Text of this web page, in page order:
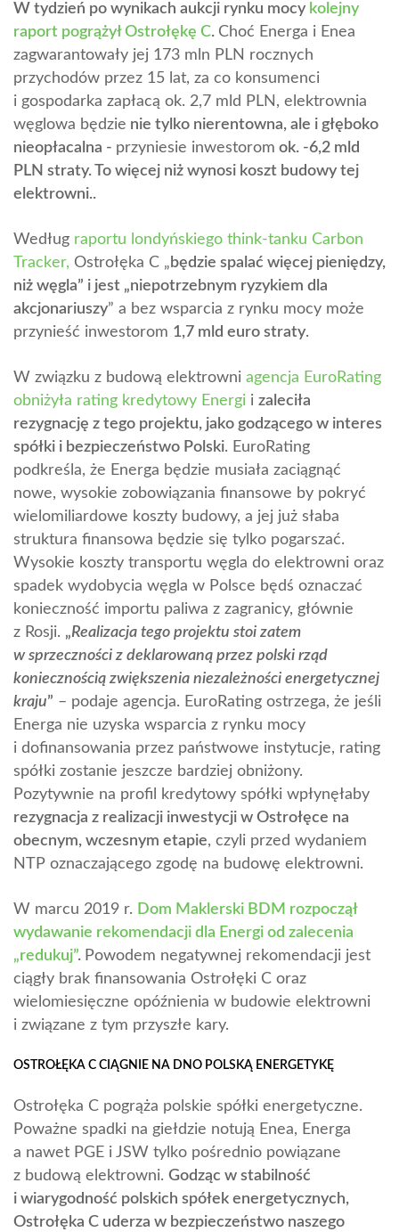
W tydzień po wynikach aukcji rynku mocy kolejny
raport pogrążył Ostrołękę C. Choć Energa i Enea
zagwarantowały jej 173 mln PLN rocznych
przychodów przez 15 lat, za co konsumenci
i gospodarka zapłacą ok. 2,7 mld PLN, elektrownia
węglowa będzie nie tylko nierentowna, ale i głęboko
nieopłacalna - przyniesie inwestorom ok. -6,2 mld
PLN straty. To więcej niż wynosi koszt budowy tej
elektrowni..
Według raportu londyńskiego think-tanku Carbon
Tracker, Ostrołęka C „ będzie spalać więcej pieniędzy,
niż węgla” i jest „niepotrzebnym ryzykiem dla
akcjonariuszy” a bez wsparcia z rynku mocy może
przynieść inwestorom 1,7 mld euro straty.
W związku z budową elektrowni agencja EuroRating
obniżyła rating kredytowy Energi i zaleciła
rezygnację z tego projektu, jako godzącego w interes
spółki i bezpieczeństwo Polski. EuroRating
podkreśla, że Energa będzie musiała zaciągnąć
nowe, wysokie zobowiązania finansowe by pokryć
wielomiliardowe koszty budowy, a jej już słaba
struktura finansowa będzie się tylko pogarszać.
Wysokie koszty transportu węgla do elektrowni oraz
spadek wydobycia węgla w Polsce będś oznaczać
konieczność importu paliwa z zagranicy, głównie
z Rosji. „Realizacja tego projektu stoi zatem
w sprzeczności z deklarowaną przez polski rząd
koniecznością zwiększenia niezależności energetycznej
kraju” – podaje agencja. EuroRating ostrzega, że jeśli
Energa nie uzyska wsparcia z rynku mocy
i dofinansowania przez państwowe instytucje, rating
spółki zostanie jeszcze bardziej obniżony.
Pozytywnie na profil kredytowy spółki wpłynęłaby
rezygnacja z realizacji inwestycji w Ostrołęce na
obecnym, wczesnym etapie, czyli przed wydaniem
NTP oznaczającego zgodę na budowę elektrowni.
W marcu 2019 r. Dom Maklerski BDM rozpoczął
wydawanie rekomendacji dla Energi od zalecenia
„redukuj”. Powodem negatywnej rekomendacji jest
ciągły brak finansowania Ostrołęki C oraz
wielomiesięczne opóźnienia w budowie elektrowni
i związane z tym przyszłe kary.
OSTROŁĘKA C CIĄGNIE NA DNO POLSKĄ ENERGETYKĘ
Ostrołęka C pogrąża polskie spółki energetyczne.
Poważne spadki na giełdzie notują Enea, Energa
a nawet PGE i JSW tylko pośrednio powiązane
z budową elektrowni. Godząc w stabilność
i wiarygodność polskich spółek energetycznych,
Ostrołęka C uderza w bezpieczeństwo naszego